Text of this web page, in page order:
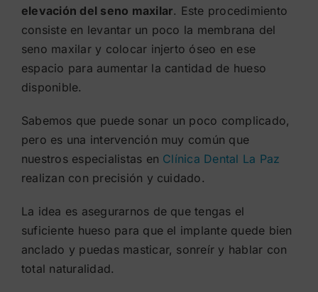
elevación del seno maxilar. Este procedimiento
consiste en levantar un poco la membrana del
seno maxilar y colocar injerto óseo en ese
espacio para aumentar la cantidad de hueso
disponible.
Sabemos que puede sonar un poco complicado,
pero es una intervención muy común que
nuestros especialistas en Clínica Dental La Paz
realizan con precisión y cuidado.
La idea es asegurarnos de que tengas el
suficiente hueso para que el implante quede bien
anclado y puedas masticar, sonreír y hablar con
total naturalidad.